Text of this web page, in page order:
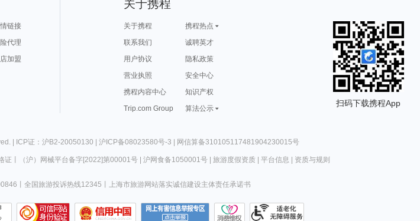
链接
代理
加盟
关于携程
关于携程
携程热点
联系我们
诚聘英才
用户协议
隐私政策
营业执照
安全中心
携程内容中心
知识产权
Trip.com Group
算法公示
扫码下载携程App
| ICP证：沪B2-20050130 | 沪ICP备08023580号-3 | 网信算备310105117481904230015号
证 （沪）网械平台备字[2022]第00001号| 沪网食备1050001号| 旅游度假资质| 平台信息 资质与规则
全国旅游投诉热线12345 上海市旅游网站落实诚信建设主体责任承诺书